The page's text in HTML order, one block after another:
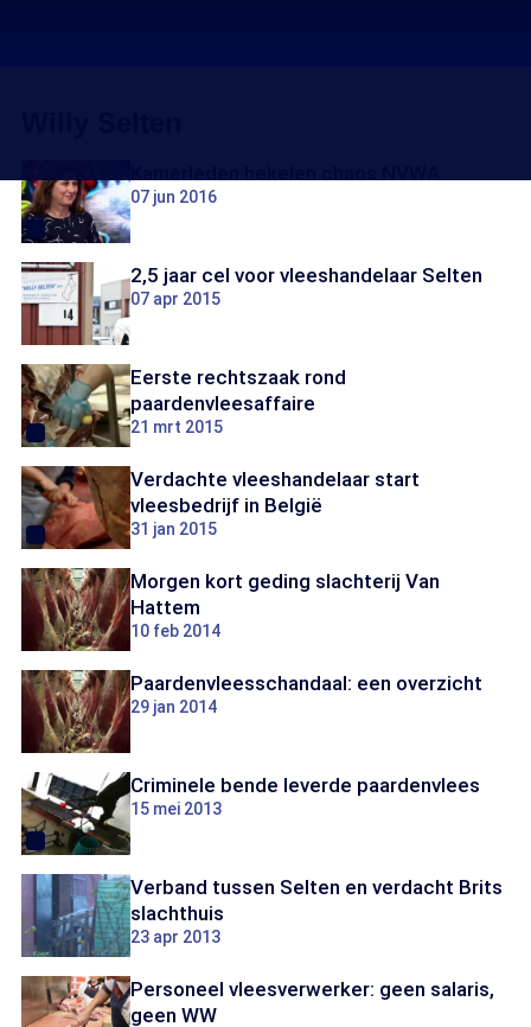
07 jun 2016
2,5 jaar cel voor vleeshandelaar Selten
07 apr 2015
Eerste rechtszaak rond
paardenvleesaffaire
21 mrt 2015
Verdachte vleeshandelaar start
vleesbedrijf in België
31 jan 2015
Morgen kort geding slachterij Van
Hattem
10 feb 2014
Paardenvleesschandaal: een overzicht
29 jan 2014
Criminele bende leverde paardenvlees
15 mei 2013
Verband tussen Selten en verdacht Brits
slachthuis
23 apr 2013
Personeel vleesverwerker: geen salaris,
geen WW